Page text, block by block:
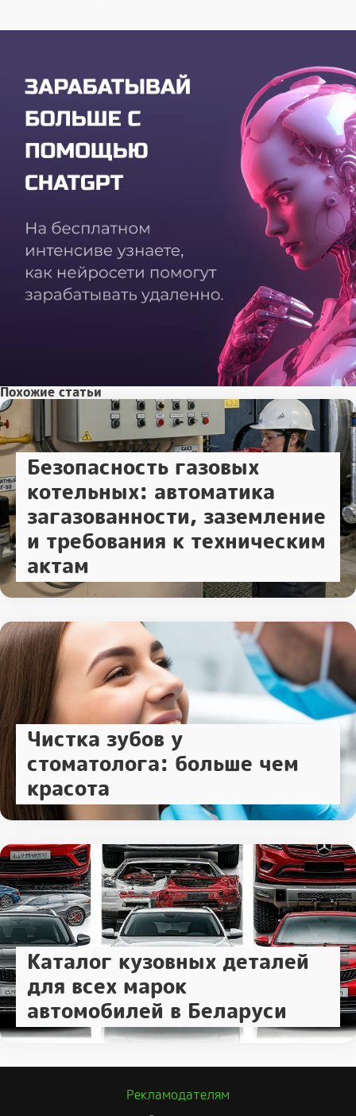
Похожие статьи
Безопасность газовых
котельных: автоматика
загазованности, заземление
и требования к техническим
актам
Чистка зубов у
стоматолога: больше чем
красота
Каталог кузовных деталей
для всех марок
автомобилей в Беларуси
Рекламодателям